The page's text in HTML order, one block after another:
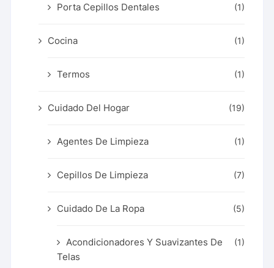
Porta Cepillos Dentales (1)
Cocina (1)
Termos (1)
Cuidado Del Hogar (19)
Agentes De Limpieza (1)
Cepillos De Limpieza (7)
Cuidado De La Ropa (5)
Acondicionadores Y Suavizantes De
Telas
(1)